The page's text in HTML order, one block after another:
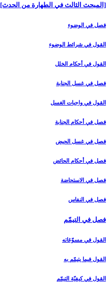
[المبحث الثالث في الطهارة من الحدث‏]
فصل في الوضوء
القول في شرائط الوضوء
القول في أحكام الخلل‏
فصل في غسل الجنابة
القول في واجبات الغسل‏
فصل في أحكام الجنابة
فصل في غسل الحيض‏
فصل في أحكام الحائض‏
فصل في الاستحاضة
فصل في النفاس‏
فصل في التيمّم‏
القول في مسوّغاته‏
القول فيما يتيمّم به‏
القول في كيفيّة التيمّم‏